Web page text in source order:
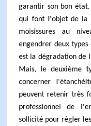
garantir son bon
qui font l'objet de la
moisissures au
engendrer deux
est la dégradation de
Mais, le deuxième
concerner
peuvent retenir très
professionnel de
sollicité pour régler